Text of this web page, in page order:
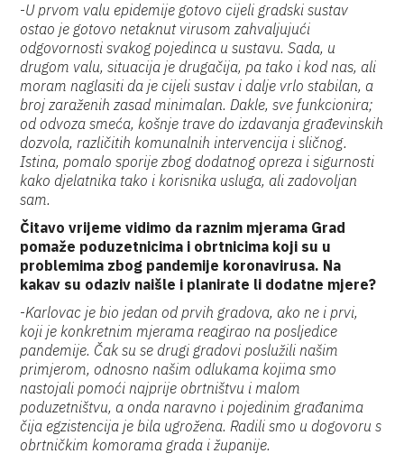
-U prvom valu epidemije gotovo cijeli gradski sustav
ostao je gotovo netaknut virusom zahvaljujući
odgovornosti svakog pojedinca u sustavu. Sada, u
drugom valu, situacija je drugačija, pa tako i kod nas, ali
moram naglasiti da je cijeli sustav i dalje vrlo stabilan, a
broj zaraženih zasad minimalan. Dakle, sve funkcionira;
od odvoza smeća, košnje trave do izdavanja građevinskih
dozvola, različitih komunalnih intervencija i sličnog.
Istina, pomalo sporije zbog dodatnog opreza i sigurnosti
kako djelatnika tako i korisnika usluga, ali zadovoljan
sam.
Čitavo vrijeme vidimo da raznim mjerama Grad
pomaže poduzetnicima i obrtnicima koji su u
problemima zbog pandemije koronavirusa. Na
kakav su odaziv naišle i planirate li dodatne mjere?
-Karlovac je bio jedan od prvih gradova, ako ne i prvi,
koji je konkretnim mjerama reagirao na posljedice
pandemije. Čak su se drugi gradovi poslužili našim
primjerom, odnosno našim odlukama kojima smo
nastojali pomoći najprije obrtništvu i malom
poduzetništvu, a onda naravno i pojedinim građanima
čija egzistencija je bila ugrožena. Radili smo u dogovoru s
obrtničkim komorama grada i županije.